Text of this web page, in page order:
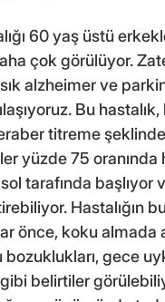
60 yaş üstü
çok görülüyor.
alzheimer ve
Bu
titreme
yüzde 75 oranında
tarafında başlıyor
Hastalığın
önce, koku almada
gece
gibi belirtiler